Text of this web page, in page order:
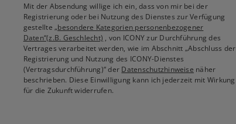
Mit der Absendung willige ich ein, dass von mir bei der
Registrierung oder bei Nutzung des Dienstes zur Verfügung
gestellte„besondere Kategorien personenbezogener
Daten“(z.B. Geschlecht) , von ICONY zur Durchführung des
Vertrages verarbeitet werden, wie im Abschnitt „Abschluss der
Registrierung und Nutzung des ICONY-Dienstes
(Vertragsdurchführung)“ der Datenschutzhinweise näher
beschrieben. Diese Einwilligung kann ich jederzeit mit Wirkung
für die Zukunft widerrufen.